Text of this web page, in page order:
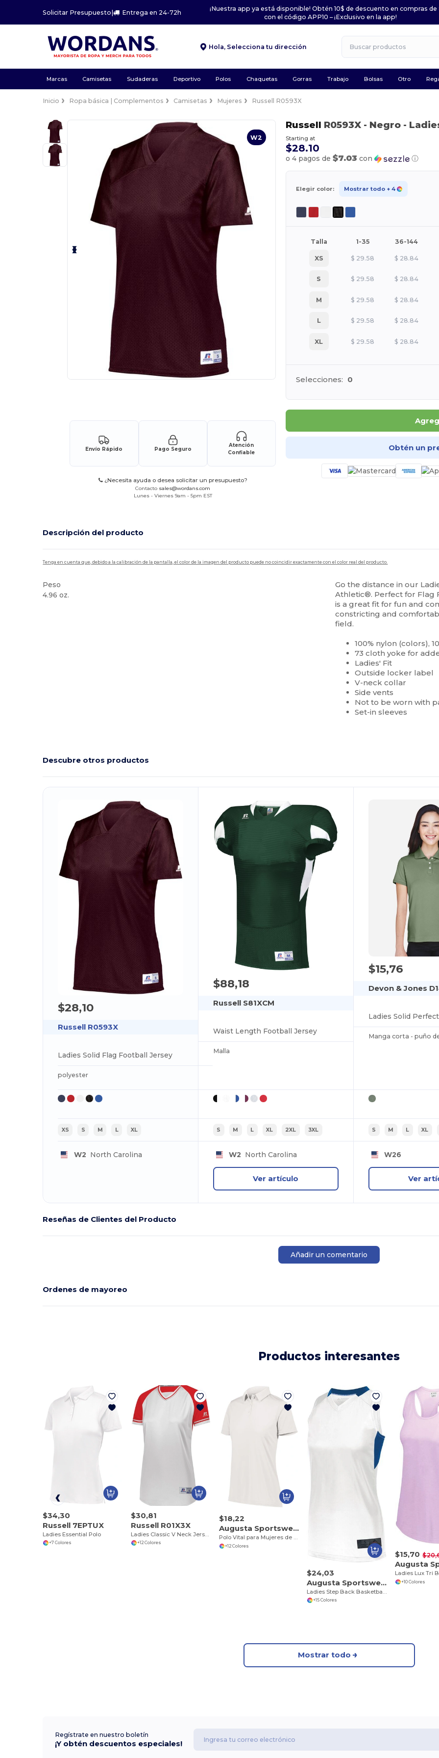
Solicitar Presupuesto| Entrega en 24-72h
¡Nuestra app ya está disponible! Obtén 10$ de descuento en compras
con el código APP10 – ¡Exclusivo en la app!
Hola, Selecciona tu dirección
Marcas Camisetas Sudaderas Deportivo Polos Chaquetas Gorras Trabajo Bolsas Otro
Inicio Ropa básica | Complementos Camisetas Mujeres Russell R0593X
W2
Envío Rápido Pago Seguro
Atención
Confiable
¿Necesita ayuda o desea solicitar un presupuesto?
Contacto sales@wordans.com
Lunes - Viernes 9am - 5pm EST
Russell R0593X - Negro-
Starting at
$28.10
o 4 pagos de $7.03 con ⓘ
Elegir color: Mostrar todo + 4
Talla 1-35 36-144
XS $ 29.58 $ 28.84
S $ 29.58 $ 28.84
M $ 29.58 $ 28.84
L $ 29.58 $ 28.84
XL $ 29.58 $ 28.84
Selecciones: 0
Obtén un
Descripción del producto
Tenga en cuenta que, debido a la calibración de la pantalla, el color de la imagen del producto puede no coincidir exactamente con el color real del producto.
Peso
4.96 oz.
Go the distance in our
Athletic®. Perfect for Flag
is a great fit for fun and
constricting and
field.
100% nylon (colors),
73 cloth yoke for
Ladies' Fit
Outside locker label
V-neck collar
Side vents
Not to be worn with
Set-in sleeves
Descubre otros productos
$28,10
Russell R0593X
Ladies Solid Flag Football Jersey
polyester
XS S M L XL
W2 North Carolina
$88,18
Russell S81XCM
Waist Length Football Jersey
Malla
S M L XL 2XL 3XL
W2 North Carolina
Ver artículo
$15,76
Devon & Jones
Manga corta - puño
S M L XL
W26
Ver
Reseñas de Clientes del Producto
Añadir un comentario
Ordenes de mayoreo
Productos interesantes
$34,30
Russell 7EPTUX
Ladies Essential Polo
+7 Colores
$30,81
Russell R01X3X
+12 Colores
$18,22
Augusta Sportswear 5019
Polo Vital para Mujeres de Ajuste Perfecto
+12 Colores
$24,03
Augusta Sportswear 1732
+15 Colores
$15,70
Ladies Lux Tri
+10 Colores
Mostrar todo
Regístrate en nuestro boletín
¡Y obtén descuentos especiales!